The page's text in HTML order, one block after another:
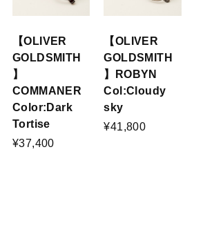
【OLIVER
GOLDSMITH
】
COMMANER
Color:Dark
Tortise
¥37,400
【OLIVER
GOLDSMITH
】ROBYN
Col:Cloudy
sky
¥41,800